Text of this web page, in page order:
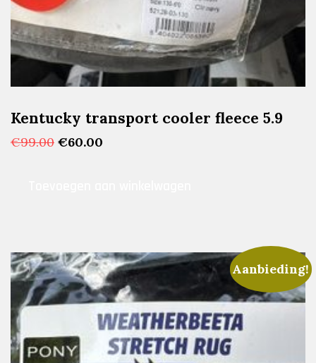
Kentucky transport cooler fleece 5.9
€99.00 Oorspronkelijke
€60.00
Aanbieding!